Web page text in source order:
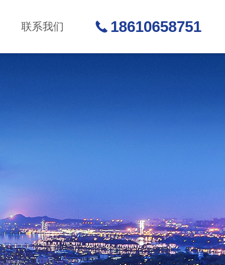
联系我们 18610658751